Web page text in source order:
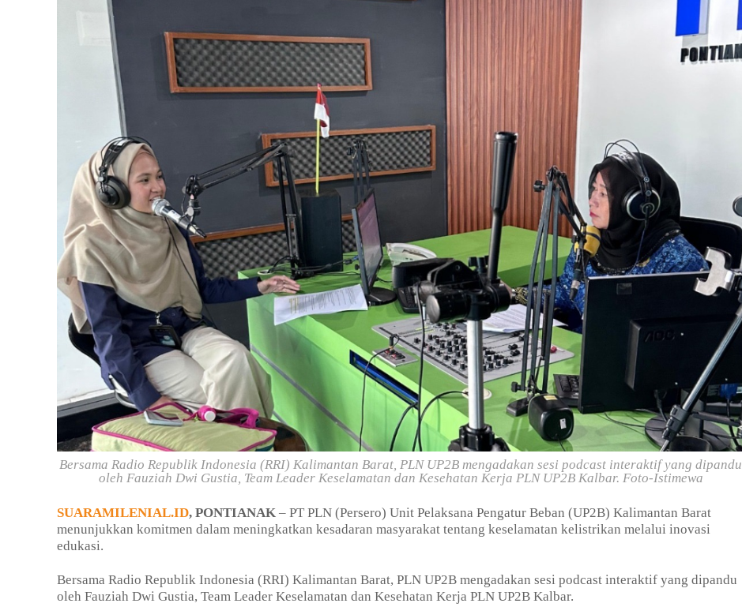
Bersama Radio Republik Indonesia (RRI) Kalimantan Barat, PLN UP2B mengadakan sesi podcast interaktif yang dipandu
oleh Fauziah Dwi Gustia, Team Leader Keselamatan dan Kesehatan Kerja PLN UP2B Kalbar. Foto-Istimewa
SUARAMILENIAL.ID, PONTIANAK – PT PLN (Persero) Unit Pelaksana Pengatur Beban (UP2B) Kalimantan Barat
menunjukkan komitmen dalam meningkatkan kesadaran masyarakat tentang keselamatan kelistrikan melalui inovasi
edukasi.
Bersama Radio Republik Indonesia (RRI) Kalimantan Barat, PLN UP2B mengadakan sesi podcast interaktif yang dipandu
oleh Fauziah Dwi Gustia, Team Leader Keselamatan dan Kesehatan Kerja PLN UP2B Kalbar.